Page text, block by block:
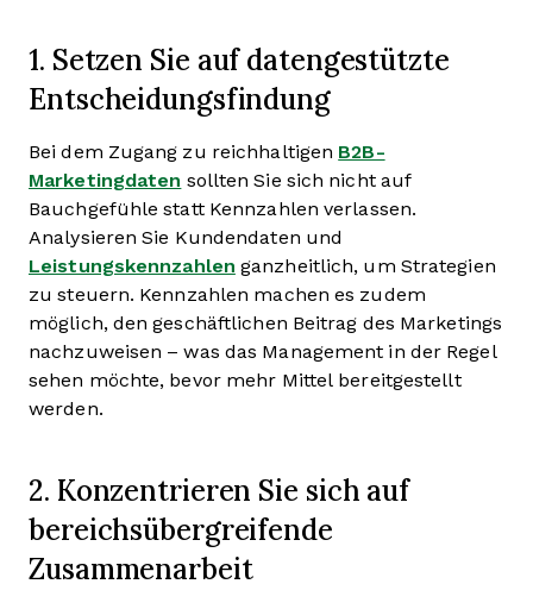
1. Setzen Sie auf datengestützte
Entscheidungsfindung
Bei dem Zugang zu reichhaltigen B2B-
Marketingdaten sollten Sie sich nicht auf
Bauchgefühle statt Kennzahlen verlassen.
Analysieren Sie Kundendaten und
Leistungskennzahlen ganzheitlich, um Strategien
zu steuern. Kennzahlen machen es zudem
möglich, den geschäftlichen Beitrag des Marketings
nachzuweisen – was das Management in der Regel
sehen möchte, bevor mehr Mittel bereitgestellt
werden.
2. Konzentrieren Sie sich auf
bereichsübergreifende
Zusammenarbeit